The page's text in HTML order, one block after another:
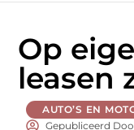
Op
leasen
AUTO’S EN
Gepubliceerd